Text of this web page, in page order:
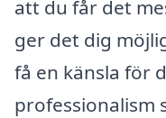
att du får det
ger det dig
få en känsla för
professionalism